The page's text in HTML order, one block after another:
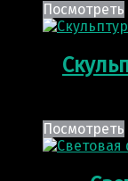
Посмотреть
Посмотреть